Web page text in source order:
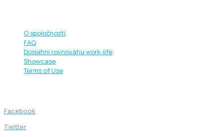
O spoločnosti
FAQ
Dosiahni rovnováhu work-life
Showcase
Terms of Use
Facebook
Twitter